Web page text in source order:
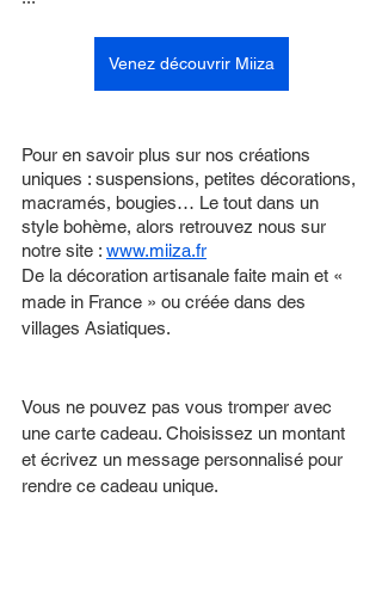
Venez découvrir Miiza
Pour en savoir plus sur nos créations
uniques : suspensions, petites décorations,
macramés, bougies… Le tout dans un
style bohème, alors retrouvez nous sur
notre site : www.miiza.fr
De la décoration artisanale faite main et «
made in France » ou créée dans des
villages Asiatiques.
Vous ne pouvez pas vous tromper avec
une carte cadeau. Choisissez un montant
et écrivez un message personnalisé pour
rendre ce cadeau unique.